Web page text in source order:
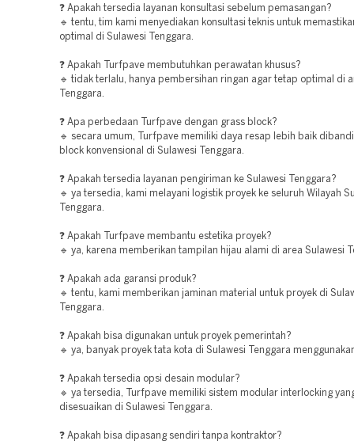
❓ Apakah tersedia layanan konsultasi sebelum pemasangan?
🔹 tentu, tim kami menyediakan konsultasi teknis untuk
optimal di Sulawesi Tenggara.
❓ Apakah Turfpave membutuhkan perawatan khusus?
🔹 tidak terlalu, hanya pembersihan ringan agar tetap optimal di
Tenggara.
❓ Apa perbedaan Turfpave dengan grass block?
🔹 secara umum, Turfpave memiliki daya resap lebih baik
block konvensional di Sulawesi Tenggara.
❓ Apakah tersedia layanan pengiriman ke Sulawesi Tenggara?
🔹 ya tersedia, kami melayani logistik proyek ke seluruh Wilayah
Tenggara.
❓ Apakah Turfpave membantu estetika proyek?
🔹 ya, karena memberikan tampilan hijau alami di area Sulawesi
❓ Apakah ada garansi produk?
🔹 tentu, kami memberikan jaminan material untuk proyek di
Tenggara.
❓ Apakah bisa digunakan untuk proyek pemerintah?
🔹 ya, banyak proyek tata kota di Sulawesi Tenggara
❓ Apakah tersedia opsi desain modular?
🔹 ya tersedia, Turfpave memiliki sistem modular interlocking
disesuaikan di Sulawesi Tenggara.
❓ Apakah bisa dipasang sendiri tanpa kontraktor?